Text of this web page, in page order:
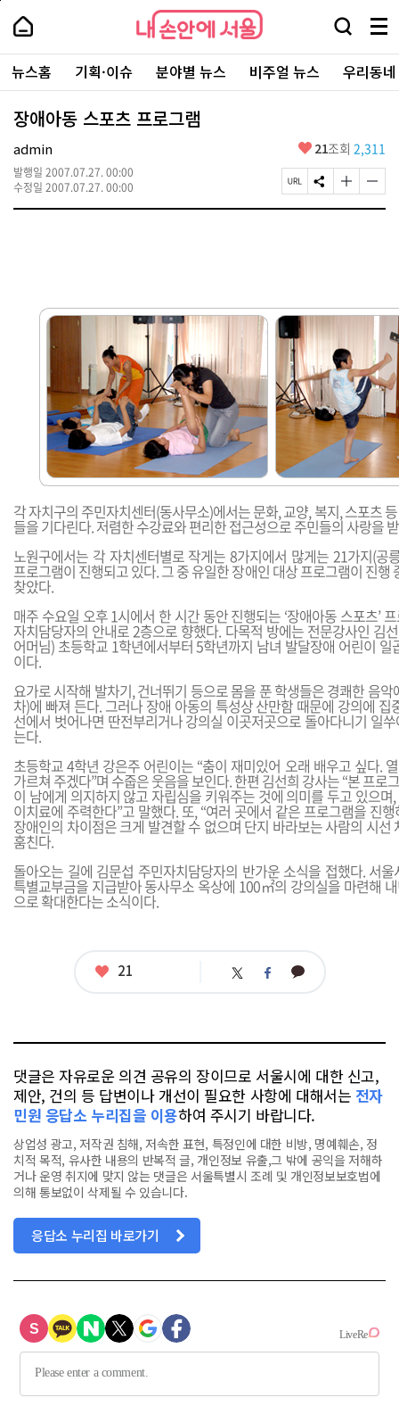
본
로
가
내
손
안
에
서
울
-
서
울
시
대
표
소
내
손
에
울
검
창
열
기
메
뉴
전
체
보
주
요
서
뉴스홈 기획·이슈 분야별 뉴스 비주얼 뉴스 우리동
장애아동 스포츠 프로그램
admin
발행일 2007.07.27. 00:00
수정일 2007.07.27. 00:00
좋
요
21조회 2,311
페
이
S
N
글
자
하
기
글
자
하
각 자치구의 주민자치센터(동사무소)에서는 문화, 교양, 복지, 스포츠
들을 기다린다. 저렴한 수강료와 편리한 접근성으로 주민들의 사랑을
노원구에서는 각 자치센터별로 작게는 8가지에서 많게는 21가지(공
프로그램이 진행되고 있다. 그 중 유일한 장애인 대상 프로그램이 진행
찾았다.
매주 수요일 오후 1시에서 한 시간 동안 진행되는 ‘장애아동 스포츠’
자치담당자의 안내로 2층으로 향했다. 다목적 방에는 전문강사인 김
어머님) 초등학교 1학년에서부터 5학년까지 남녀 발달장애 어린이 일
이다.
요가로 시작해 발차기, 건너뛰기 등으로 몸을 푼 학생들은 경쾌한 음
차)에 빠져 든다. 그러나 장애 아동의 특성상 산만함 때문에 강의에 집
선에서 벗어나면 딴전부리거나 강의실 이곳저곳으로 돌아다니기 일
는다.
초등학교 4학년 강은주 어린이는 “춤이 재미있어 오래 배우고 싶다.
가르쳐 주겠다”며 수줍은 웃음을 보인다. 한편 김선희 강사는 “본 프로
이 남에게 의지하지 않고 자립심을 키워주는 것에 의미를 두고 있으
이치료에 주력한다”고 말했다. 또, “여러 곳에서 같은 프로그램을 진
장애인의 차이점은 크게 발견할 수 없으며 단지 바라보는 사람의 시선
훔친다.
돌아오는 길에 김문섭 주민자치담당자의 반가운 소식을 접했다. 서
특별교부금을 지급받아 동사무소 옥상에 100㎡의 강의실을 마련해
으로 확대한다는 소식이다.
좋
21 트 페 카
댓글은 자유로운 의견 공유의 장이므로 서울시에 대한 신고,
제안, 건의 등 답변이나 개선이 필요한 사항에 대해서는 전자
민원 응답소 누리집을 이용하여 주시기 바랍니다.
상업성 광고, 저작권 침해, 저속한 표현, 특정인에 대한 비방, 명예훼손, 정
치적 목적, 유사한 내용의 반복적 글, 개인정보 유출,그 밖에 공익을 저해하
거나 운영 취지에 맞지 않는 댓글은 서울특별시 조례 및 개인정보보호법에
의해 통보없이 삭제될 수 있습니다.
응답소 누리집 바로가기
페
상
단
로